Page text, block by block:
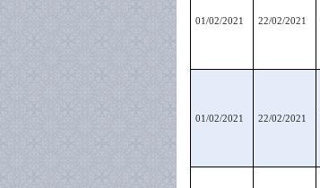
01/02/2021 22/02/2021
01/02/2021 22/02/2021